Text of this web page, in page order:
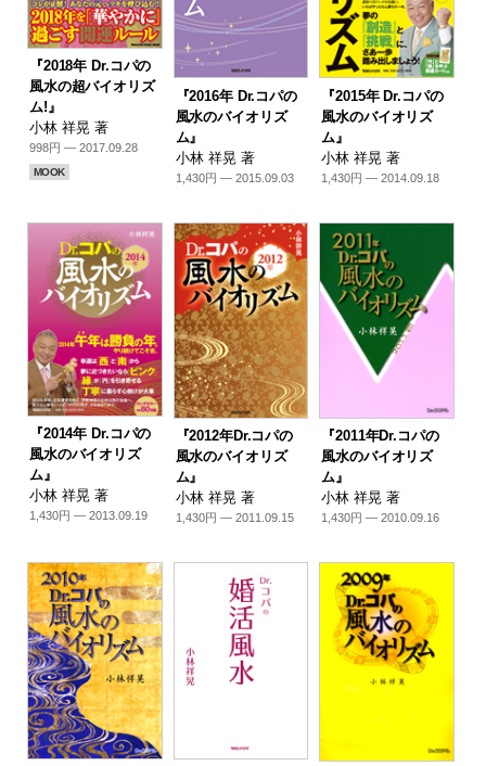
『2018年 Dr.コパの
風水の超バイオリズ
ム!』
小林 祥晃 著
998円 — 2017.09.28
MOOK
『2016年 Dr.コパの
風水のバイオリズ
ム』
小林 祥晃 著
1,430円 — 2015.09.03
『2015年 Dr.コパの
風水のバイオリズ
ム』
小林 祥晃 著
1,430円 — 2014.09.18
『2014年 Dr.コパの
風水のバイオリズ
ム』
小林 祥晃 著
1,430円 — 2013.09.19
『2012年Dr.コパの
風水のバイオリズ
ム』
小林 祥晃 著
1,430円 — 2011.09.15
『2011年Dr.コパの
風水のバイオリズ
ム』
小林 祥晃 著
1,430円 — 2010.09.16